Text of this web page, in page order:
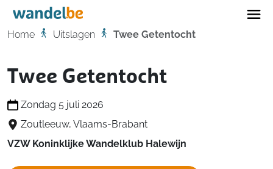
Home
Home Uitslagen Twee Getentocht
Twee Getentocht
Zondag 5 juli 2026
Zoutleeuw, Vlaams-Brabant
VZW Koninklijke Wandelklub Halewijn